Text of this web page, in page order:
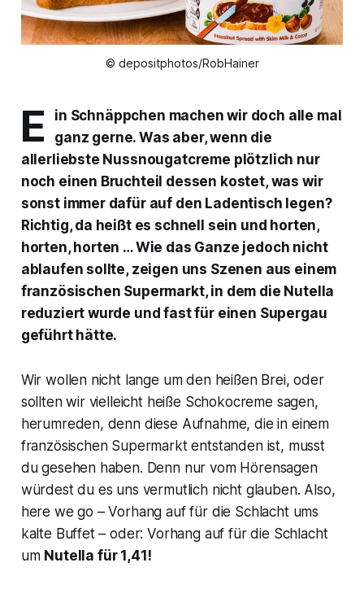
© depositphotos/RobHainer
E
in Schnäppchen machen wir doch alle mal
ganz gerne. Was aber, wenn die
allerliebste Nussnougatcreme plötzlich nur
noch einen Bruchteil dessen kostet, was wir
sonst immer dafür auf den Ladentisch legen?
Richtig, da heißt es schnell sein und horten,
horten, horten … Wie das Ganze jedoch nicht
ablaufen sollte, zeigen uns Szenen aus einem
französischen Supermarkt, in dem die Nutella
reduziert wurde und fast für einen Supergau
geführt hätte.
Wir wollen nicht lange um den heißen Brei, oder
sollten wir vielleicht heiße Schokocreme sagen,
herumreden, denn diese Aufnahme, die in einem
französischen Supermarkt entstanden ist, musst
du gesehen haben. Denn nur vom Hörensagen
würdest du es uns vermutlich nicht glauben. Also,
here we go – Vorhang auf für die Schlacht ums
kalte Buffet – oder: Vorhang auf für die Schlacht
um Nutella für 1,41!